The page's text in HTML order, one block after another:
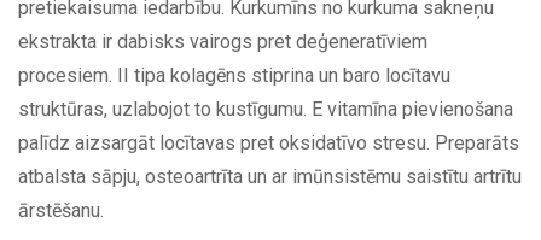
pretiekaisuma iedarbību. Kurkumīns no kurkuma sakneņu
ekstrakta ir dabisks vairogs pret deģeneratīviem
procesiem. II tipa kolagēns stiprina un baro locītavu
struktūras, uzlabojot to kustīgumu. E vitamīna pievienošana
palīdz aizsargāt locītavas pret oksidatīvo stresu. Preparāts
atbalsta sāpju, osteoartrīta un ar imūnsistēmu saistītu artrītu
ārstēšanu.